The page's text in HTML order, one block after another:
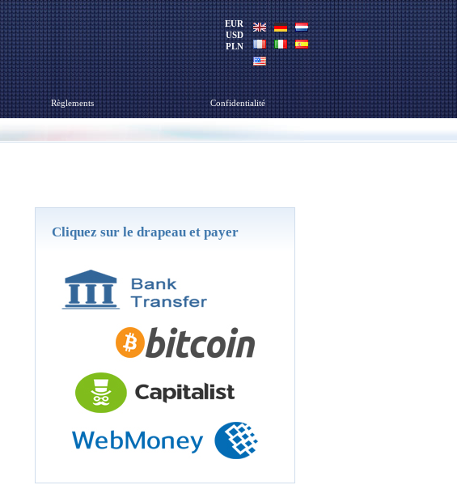
EUR
USD
PLN
Règlements Confidentialité
Cliquez sur le drapeau et payer